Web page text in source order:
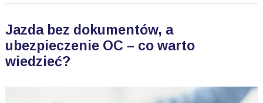
Jazda bez dokumentów, a
ubezpieczenie OC – co warto
wiedzieć?